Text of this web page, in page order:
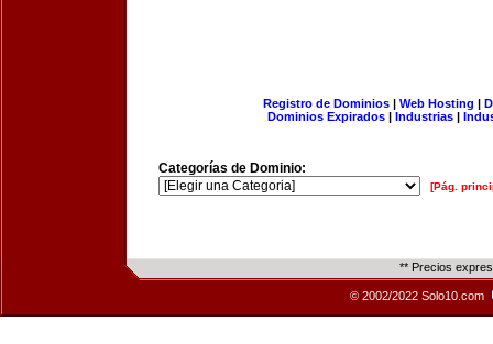
Registro de Dominios| Web Hosting |
Dominios Expirados | Industrias |
Categorías de Dominio:
[Pág.
** Precios
© 2002/2022 Solo10.com